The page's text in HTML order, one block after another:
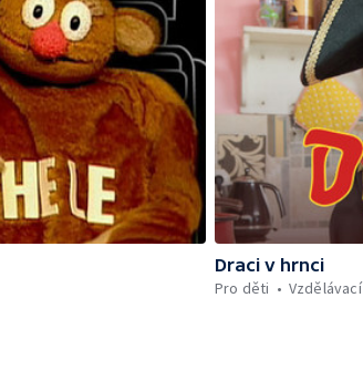
Draci v hrnci
Pro děti
Vzdělávací